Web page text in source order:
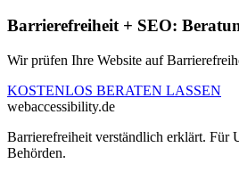
Barrierefreiheit + SEO:
Wir prüfen Ihre Website auf
KOSTENLOS BERATEN LASSEN
webaccessibility.de
Barrierefreiheit verständlich erklärt. Für
Behörden.